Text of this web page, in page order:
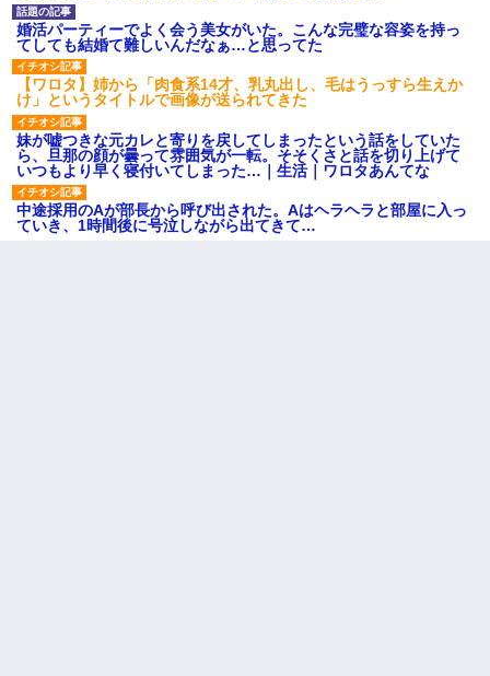
婚活パーティーでよく会う美女がいた。こんな完璧な容姿を持っ
てしても結婚て難しいんだなぁ…と思ってた
【ワロタ】姉から「肉食系14才、乳丸出し、毛はうっすら生えか
け」というタイトルで画像が送られてきた
妹が嘘つきな元カレと寄りを戻してしまったという話をしていた
ら、旦那の顔が曇って雰囲気が一転。そそくさと話を切り上げて
いつもより早く寝付いてしまった…｜生活｜ワロタあんてな
中途採用のAが部長から呼び出された。Aはヘラヘラと部屋に入っ
ていき、1時間後に号泣しながら出てきて…